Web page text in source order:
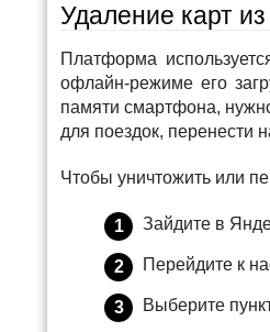
Удаление карт
Платформа
офлайн-режиме его
памяти смартфона,
для поездок, перенести
Чтобы уничтожить или
Зайдите в
Перейдите к
Выберите